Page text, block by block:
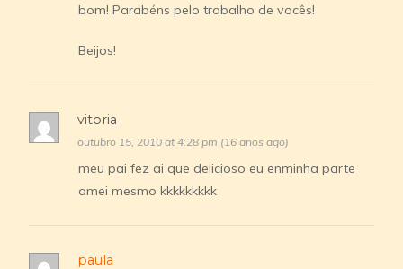
bom! Parabéns pelo trabalho de vocês!
Beijos!
vitoria
outubro 15, 2010 at 4:28 pm (16 anos ago)
meu pai fez ai que delicioso eu enminha parte
amei mesmo kkkkkkkkk
paula